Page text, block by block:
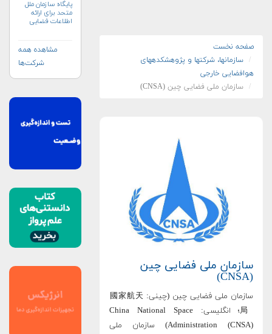
صفحه نخست
سازمان‏ها، شرکت‏ها و پژوهشکده‏های
هوافضایی خارجی
سازمان ملی فضایی چین (CNSA)
سازمان ملی فضایی چین
(CNSA)
سازمان ملی فضایی چین (چینی: 國家航天
局؛ انگلیسی: China National Space
Administration (CNSA)) سازمان ملی
پایگاه سازمان ملل
متحد برای ارائه
اطلاعات فضایی
اضطراری (UN-
SPIDER)
مشاهده همه
شرکت‌ها